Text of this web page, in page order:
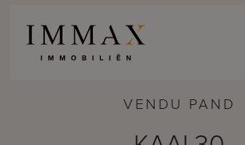
VENDU PAND